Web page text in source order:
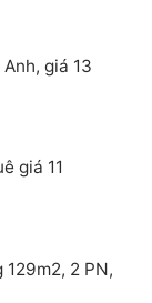
giá 13
giá 11
2 PN,